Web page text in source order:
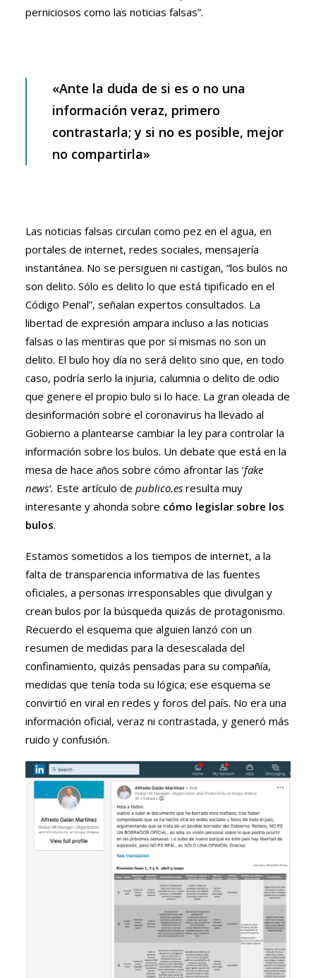
perniciosos como las noticias falsas”.
«Ante la duda de si es o no una
información veraz, primero
contrastarla; y si no es posible, mejor
no compartirla»
Las noticias falsas circulan como pez en el agua, en
portales de internet, redes sociales, mensajería
instantánea. No se persiguen ni castigan, “los bulos no
son delito. Sólo es delito lo que está tipificado en el
Código Penal”, señalan expertos consultados. La
libertad de expresión ampara incluso a las noticias
falsas o las mentiras que por sí mismas no son un
delito. El bulo hoy día no será delito sino que, en todo
caso, podría serlo la injuria, calumnia o delito de odio
que genere el propio bulo si lo hace. La gran oleada de
desinformación sobre el coronavirus ha llevado al
Gobierno a plantearse cambiar la ley para controlar la
información sobre los bulos. Un debate que está en la
mesa de hace años sobre cómo afrontar las ‘fake
news’. Este artículo de publico.es resulta muy
interesante y ahonda sobre cómo legislar sobre los
bulos.
Estamos sometidos a los tiempos de internet, a la
falta de transparencia informativa de las fuentes
oficiales, a personas irresponsables que divulgan y
crean bulos por la búsqueda quizás de protagonismo.
Recuerdo el esquema que alguien lanzó con un
resumen de medidas para la desescalada del
confinamiento, quizás pensadas para su compañía,
medidas que tenía toda su lógica; ese esquema se
convirtió en viral en redes y foros del país. No era una
información oficial, veraz ni contrastada, y generó más
ruido y confusión.